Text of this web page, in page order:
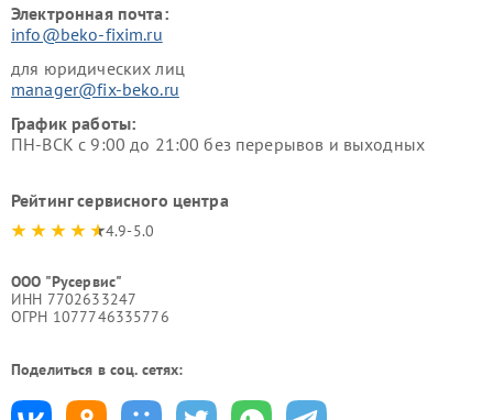
Электронная почта:
info@beko-fixim.ru
для юридических лиц
manager@fix-beko.ru
График работы:
ПН-ВСК с 9:00 до 21:00 без перерывов и выходных
Рейтинг сервисного центра
4.9-5.0
ООО "Русервис"
ИНН 7702633247
ОГРН 1077746335776
Поделиться в соц. сетях: